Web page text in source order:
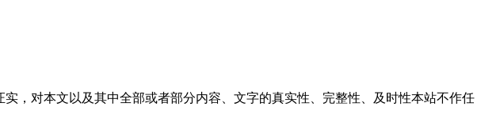
，对本文以及其中全部或者部分内容、文字的真实性、完整性、及时性本站不作任